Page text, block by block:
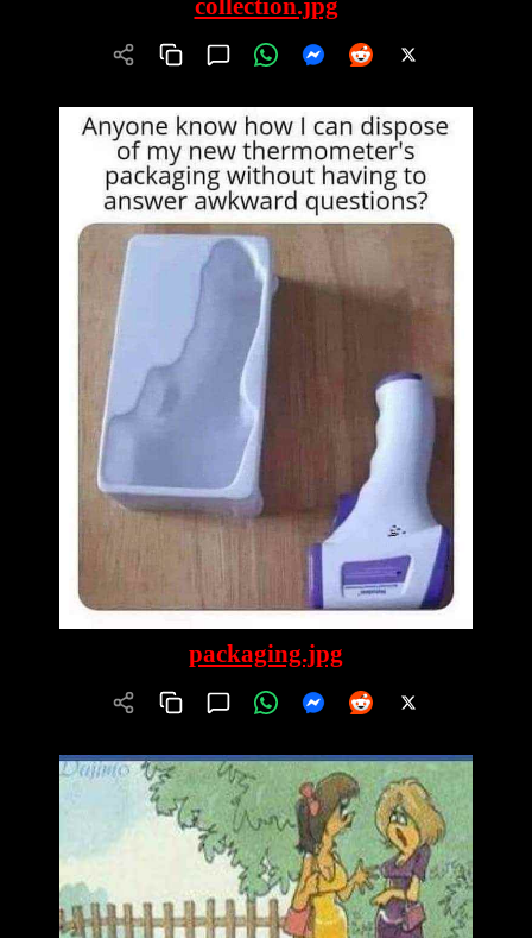
collection.jpg
packaging.jpg